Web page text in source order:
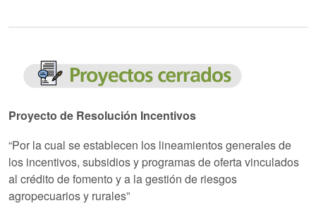
Proyecto de Resolución Incentivos
“Por la cual se establecen los lineamientos generales de
los incentivos, subsidios y programas de oferta vinculados
al crédito de fomento y a la gestión de riesgos
agropecuarios y rurales”